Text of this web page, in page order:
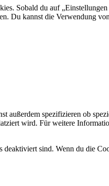
Sobald du auf
Du kannst die Verwendung
außerdem spezifizieren ob
wird. Für weitere
sind. Wenn du die